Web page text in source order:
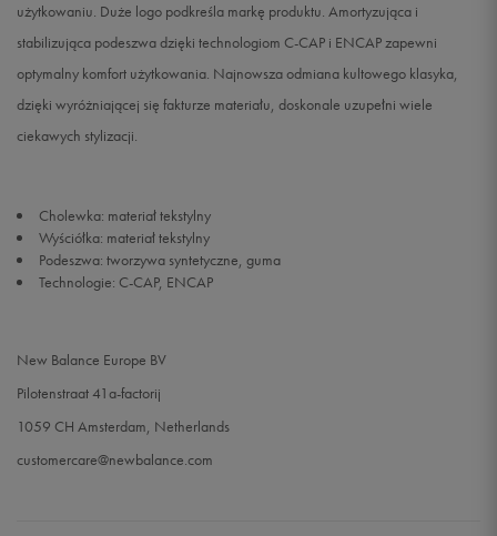
40,5 26 cm
użytkowaniu. Duże logo podkreśla markę produktu. Amortyzująca i
stabilizująca podeszwa dzięki technologiom C-CAP i ENCAP zapewni
optymalny komfort użytkowania. Najnowsza odmiana kultowego klasyka,
dzięki wyróżniającej się fakturze materiału, doskonale uzupełni wiele
ciekawych stylizacji.
Cholewka: materiał tekstylny
Wyściółka: materiał tekstylny
Podeszwa: tworzywa syntetyczne, guma
Technologie: C-CAP, ENCAP
New Balance Europe BV
Pilotenstraat 41a-factorij
1059 CH Amsterdam, Netherlands
customercare@newbalance.com